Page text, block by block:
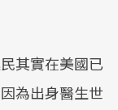
其實在美國已
為出身醫生世